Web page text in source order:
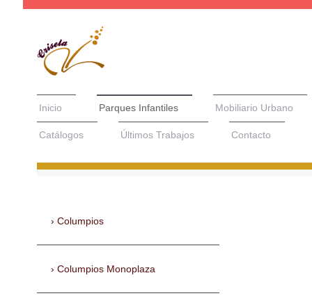
Inicio Parques Infantiles Mobiliario Urbano
Catálogos Últimos Trabajos Contacto
Columpios
Columpios Monoplaza